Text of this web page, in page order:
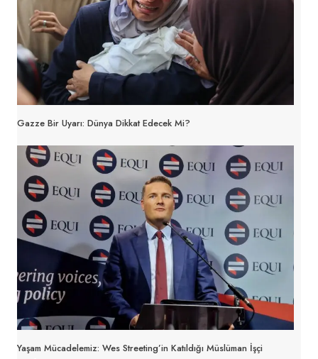
Gazze Bir Uyarı: Dünya Dikkat Edecek Mi?
Yaşam Mücadelemiz: Wes Streeting’in Katıldığı Müslüman İşçi